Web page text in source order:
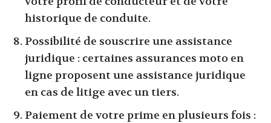
historique de conduite.
Possibilité de souscrire une assistance
juridique : certaines assurances moto en
ligne proposent une assistance juridique
en cas de litige avec un tiers.
Paiement de votre prime en plusieurs fois :